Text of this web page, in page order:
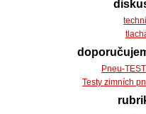
Pneu-
Testy zimních